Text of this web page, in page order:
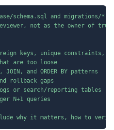
schema.sql and migrations/
not as the owner of
keys, unique constraints,
are too loose
JOIN, and ORDER BY patterns
rollback gaps
or search/reporting tables
N+1 queries
why it matters, how to